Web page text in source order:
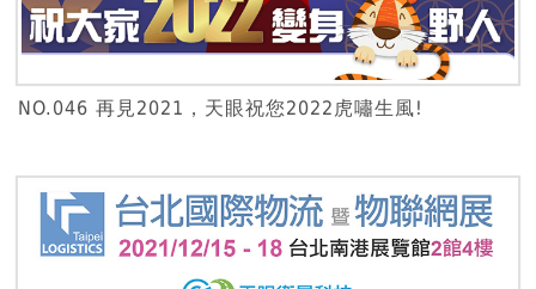
NO.046 再見2021，天眼祝您2022虎嘯生風!